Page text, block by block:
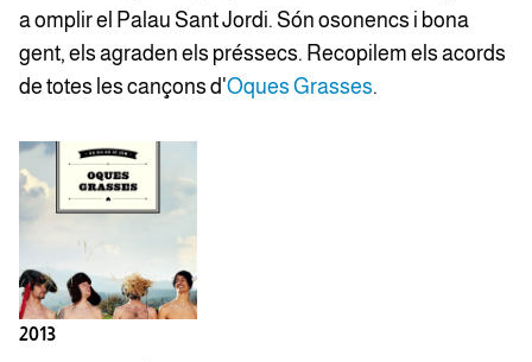
a omplir el Palau Sant Jordi. Són osonencs i bona
gent, els agraden els préssecs. Recopilem els acords
de totes les cançons d'Oques Grasses.
2013